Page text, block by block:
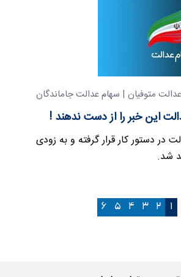
متوفیان | سهام عدالت جاماندگان
این خبر را از دست ندهند !
در دستور کار قرار گرفته و به زودی
شد.
۱ ۲ ۳ ۴ ۵ ۶